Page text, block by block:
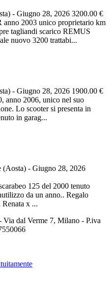
- Giugno 28, 2026 3200.00 €
2003 unico proprietario km
tagliandi scarico REMUS
nuovo 3200 trattabi...
- Giugno 28, 2026 1900.00 €
anno 2006, unico nel suo
Lo scooter si presenta in
in garag...
(Aosta) - Giugno 28, 2026
125 del 2000 tenuto
da un anno.. Regalo
Renata x ...
dal Verme 7, Milano - P.iva